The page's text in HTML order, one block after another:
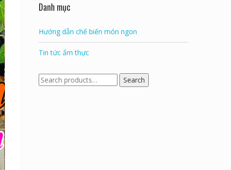
Danh mục
Hướng dẫn chế biến món ngon
Tin tức ẩm thực
Search
for:
Search